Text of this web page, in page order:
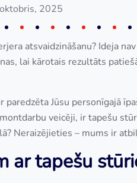
2025
atsvaidzināšanu? Ideja
lai kārotais rezultāts
Jūsu personīgajā
veicēji, ir tapešu
Neraizējieties – mums ir
ar tapešu